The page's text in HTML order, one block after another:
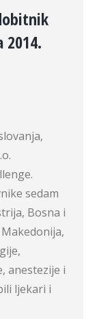
2014.
sedam
Bosna i
anestezije i
ljekari i